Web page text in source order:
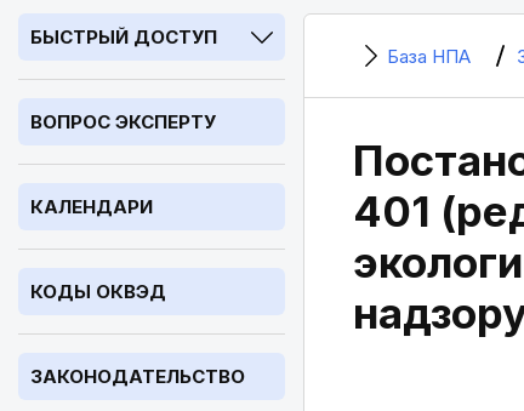
БЫСТРЫЙ ДОСТУП
ВОПРОС ЭКСПЕРТУ
КАЛЕНДАРИ
КОДЫ ОКВЭД
ЗАКОНОДАТЕЛЬСТВО
База НПА
401